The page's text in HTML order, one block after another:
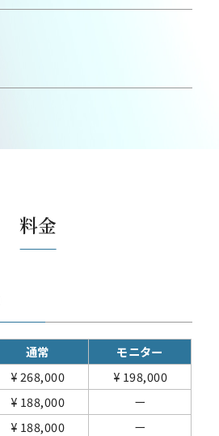
料金
通常
モニター
¥ 268,000
¥ 198,000
¥ 188,000
ー
¥ 188,000
ー